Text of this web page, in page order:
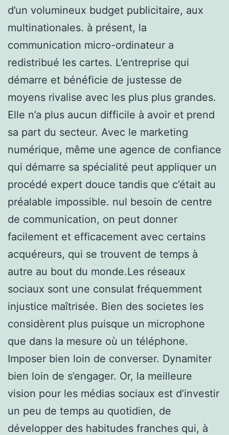
d’un volumineux budget publicitaire, aux
multinationales. à présent, la
communication micro-ordinateur a
redistribué les cartes. L’entreprise qui
démarre et bénéficie de justesse de
moyens rivalise avec les plus plus grandes.
Elle n’a plus aucun difficile à avoir et prend
sa part du secteur. Avec le marketing
numérique, même une agence de confiance
qui démarre sa spécialité peut appliquer un
procédé expert douce tandis que c’était au
préalable impossible. nul besoin de centre
de communication, on peut donner
facilement et efficacement avec certains
acquéreurs, qui se trouvent de temps à
autre au bout du monde.Les réseaux
sociaux sont une consulat fréquemment
injustice maîtrisée. Bien des societes les
considèrent plus puisque un microphone
que dans la mesure où un téléphone.
Imposer bien loin de converser. Dynamiter
bien loin de s’engager. Or, la meilleure
vision pour les médias sociaux est d’investir
un peu de temps au quotidien, de
développer des habitudes franches qui, à